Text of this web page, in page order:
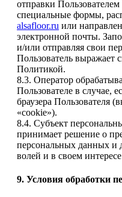
отправки Пользователем
специальные формы,
alsafloor.ru или
электронной почты.
и/или отправляя свои
Пользователь выражает
Политикой.
8.3. Оператор
Пользователе в случае,
браузера Пользователя
«cookie»).
8.4. Субъект
принимает решение о
персональных данных и
волей и в своем
9. Условия обработки